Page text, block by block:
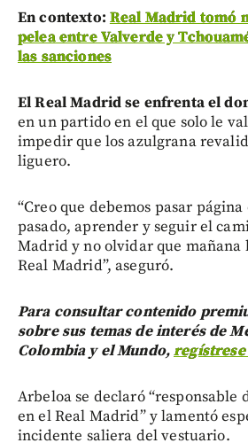
En contexto: Real Madrid tomó
pelea entre Valverde y
las sanciones
El Real Madrid se enfrenta el
en un partido en el que solo le
impedir que los azulgrana
liguero.
“Creo que debemos pasar
pasado, aprender y seguir el
Madrid y no olvidar que mañana
Real Madrid”, aseguró.
Para consultar contenido
sobre sus temas de interés de
Colombia y el Mundo,
Arbeloa se declaró “responsable
en el Real Madrid” y lamentó
incidente saliera del vestuario.